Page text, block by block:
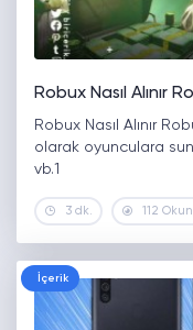
Robux Nasıl Alınır
Robux Nasıl Alınır
olarak oyunculara
vb.1
3 dk. 112
İçerik